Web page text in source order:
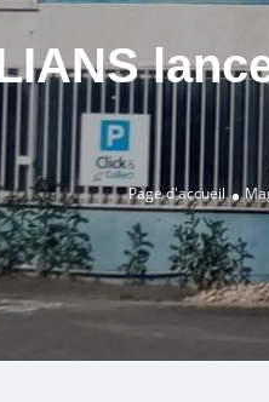
Page d'accueil